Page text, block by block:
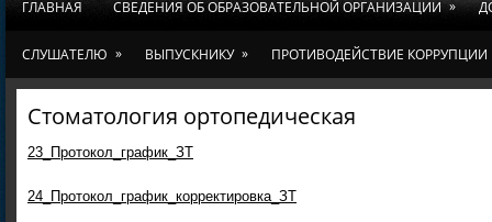
ГЛАВНАЯ СВЕДЕНИЯ ОБ ОБРАЗОВАТЕЛЬНОЙ ОРГАНИЗАЦИИ »
СЛУШАТЕЛЮ » ВЫПУСКНИКУ » ПРОТИВОДЕЙСТВИЕ КОРРУПЦИИ
Стоматология ортопедическая
23_Протокол_график_ЗТ
24_Протокол_график_корректировка_ЗТ